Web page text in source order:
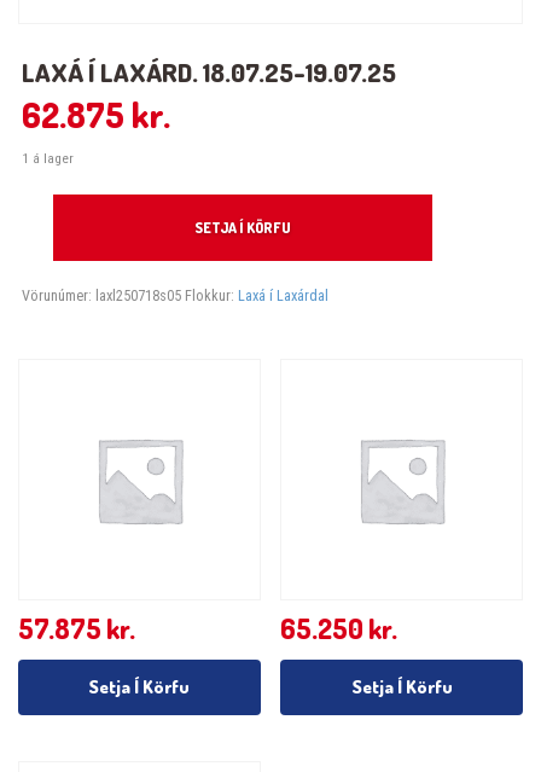
LAXÁ Í LAXÁRD. 18.07.25-19.07.25
62.875 kr.
1 á lager
SETJA Í KÖRFU
Vörunúmer: laxl250718s05 Flokkur: Laxá í Laxárdal
57.875 kr.
Setja Í Körfu
65.250 kr.
Setja Í Körfu